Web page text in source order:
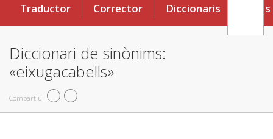
Traductor Corrector Diccionaris Eines
Diccionari de sinònims:
«eixugacabells»
Compartiu